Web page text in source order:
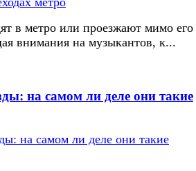
в метро или проезжают мимо его
внимания на музыкантов, к...
на самом ли деле они такие